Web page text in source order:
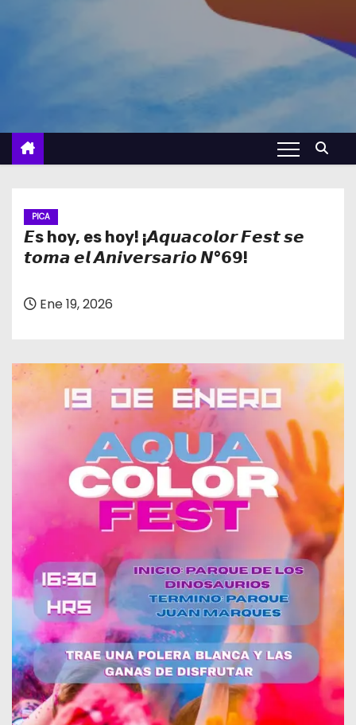
PICA
𝙀s hoy, es hoy! ¡𝘼𝙦𝙪𝙖𝙘𝙤𝙡𝙤𝙧 𝙁𝙚𝙨𝙩 𝙨𝙚
𝙩𝙤𝙢𝙖 𝙚𝙡 𝘼𝙣𝙞𝙫𝙚𝙧𝙨𝙖𝙧𝙞𝙤 𝙉°𝟲𝟵!
Ene 19, 2026